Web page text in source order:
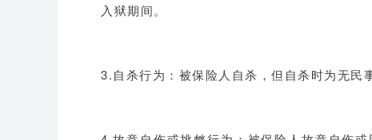
入狱期间。
3.自杀行为：被保险人自杀，但自杀时为无民